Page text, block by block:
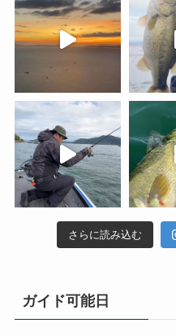
さらに読み込む
ガイド可能日